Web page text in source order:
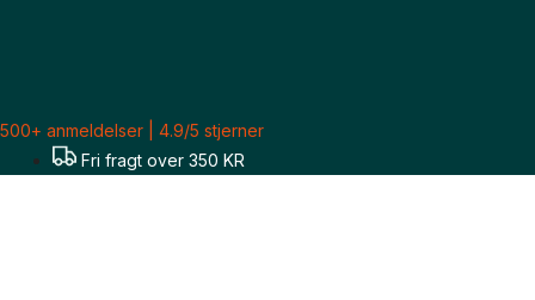
500+ anmeldelser | 4.9/5 stjerner
Fri fragt over 350 KR